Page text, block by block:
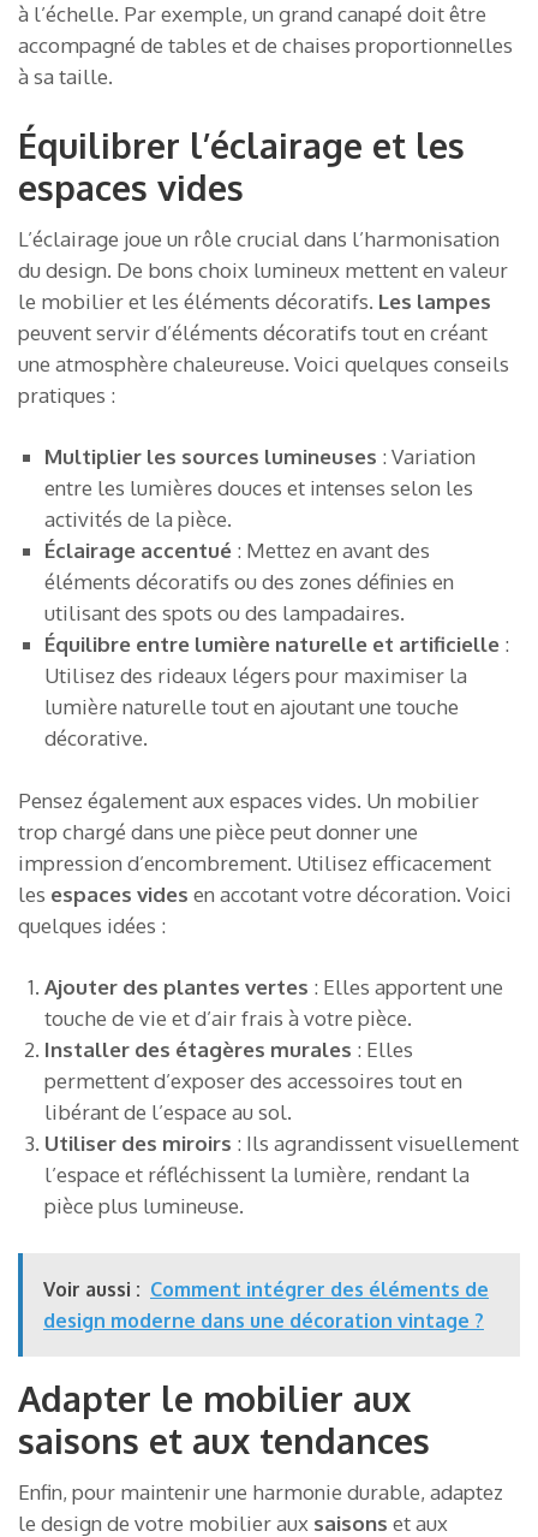
à l’échelle. Par exemple, un grand canapé doit être
accompagné de tables et de chaises proportionnelles
à sa taille.
Équilibrer l’éclairage et les
espaces vides
L’éclairage joue un rôle crucial dans l’harmonisation
du design. De bons choix lumineux mettent en valeur
le mobilier et les éléments décoratifs. Les lampes
peuvent servir d’éléments décoratifs tout en créant
une atmosphère chaleureuse. Voici quelques conseils
pratiques :
Multiplier les sources lumineuses : Variation
entre les lumières douces et intenses selon les
activités de la pièce.
Éclairage accentué : Mettez en avant des
éléments décoratifs ou des zones définies en
utilisant des spots ou des lampadaires.
Équilibre entre lumière naturelle et artificielle :
Utilisez des rideaux légers pour maximiser la
lumière naturelle tout en ajoutant une touche
décorative.
Pensez également aux espaces vides. Un mobilier
trop chargé dans une pièce peut donner une
impression d’encombrement. Utilisez efficacement
les espaces vides en accotant votre décoration. Voici
quelques idées :
Ajouter des plantes vertes : Elles apportent une
touche de vie et d’air frais à votre pièce.
Installer des étagères murales : Elles
permettent d’exposer des accessoires tout en
libérant de l’espace au sol.
Utiliser des miroirs : Ils agrandissent visuellement
l’espace et réfléchissent la lumière, rendant la
pièce plus lumineuse.
Voir aussi : Comment intégrer des éléments de
design moderne dans une décoration vintage ?
Adapter le mobilier aux
saisons et aux tendances
Enfin, pour maintenir une harmonie durable, adaptez
le design de votre mobilier aux saisons et aux